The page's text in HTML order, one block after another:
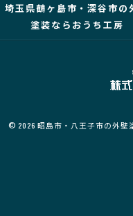
埼玉県鶴ヶ島市・深谷市の
塗装ならおうち工房
© 2026 昭島市・八王子市の外壁